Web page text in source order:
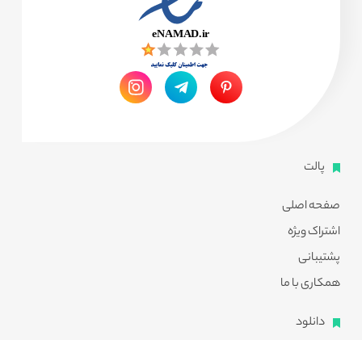
پالت
صفحه اصلی
اشتراک ویژه
پشتیبانی
همکاری با ما
دانلود